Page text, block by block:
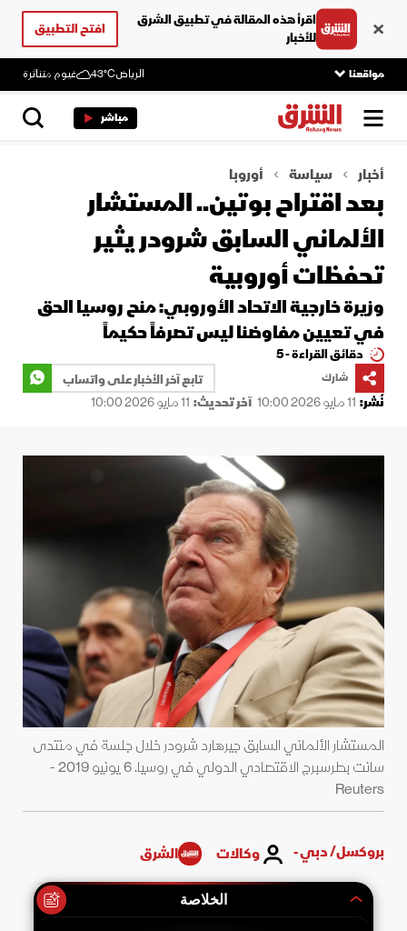
اقرأ هذه المقالة في تطبيق الشرق
للأخبار
افتح التطبيق
مواقعنا الرياض43°C غيوم متناثرة
مباشر
أخبار سياسة أوروبا
بعد اقتراح بوتين.. المستشار
الألماني السابق شرودر يثير
تحفظات أوروبية
وزيرة خارجية الاتحاد الأوروبي: منح روسيا الحق
في تعيين مفاوضنا ليس تصرفاً حكيماً
دقائق القراءة - 5
شارك
تابع آخر الأخبار على واتساب
نُشر: 11 مايو 2026 10:00 آخر تحديث: 11 مايو 2026 10:00
المستشار الألماني السابق جيرهارد شرودر خلال جلسة في منتدى
سانت بطرسبرج الاقتصادي الدولي في روسيا. 6 يونيو 2019 -
Reuters
بروكسل/ دبي - وكالات الشرق
الخلاصة